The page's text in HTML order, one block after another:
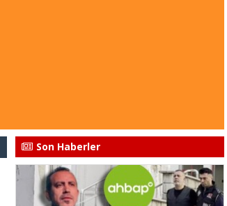
Son Haberler